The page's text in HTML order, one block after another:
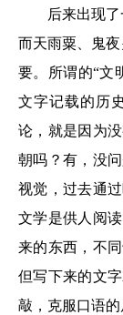
后来出现
而天雨粟、鬼
要。所谓的“文
文字记载的历
论，就是因为
朝吗？有，没
视觉，过去通
文学是供人阅
来的东西，不
但写下来的文
敲，克服口语的